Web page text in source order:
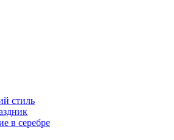
стиль
в серебре